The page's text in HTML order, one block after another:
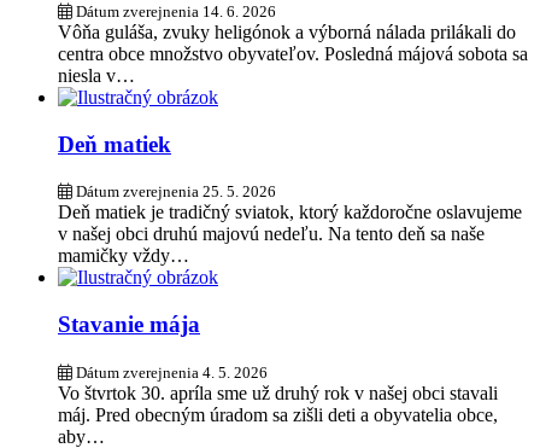
Dátum zverejnenia 14. 6. 2026
Vôňa guláša, zvuky heligónok a výborná nálada prilákali do
centra obce množstvo obyvateľov. Posledná májová sobota sa
niesla v…
Deň matiek
Dátum zverejnenia 25. 5. 2026
Deň matiek je tradičný sviatok, ktorý každoročne oslavujeme
v našej obci druhú majovú nedeľu. Na tento deň sa naše
mamičky vždy…
Stavanie mája
Dátum zverejnenia 4. 5. 2026
Vo štvrtok 30. apríla sme už druhý rok v našej obci stavali
máj. Pred obecným úradom sa zišli deti a obyvatelia obce,
aby…